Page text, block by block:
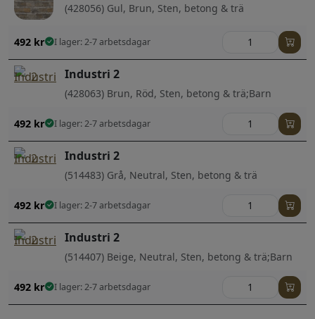
(428056) Gul, Brun, Sten, betong & trä
492 kr I lager: 2-7 arbetsdagar
Industri 2
(428063) Brun, Röd, Sten, betong & trä;Barn
492 kr I lager: 2-7 arbetsdagar
Industri 2
(514483) Grå, Neutral, Sten, betong & trä
492 kr I lager: 2-7 arbetsdagar
Industri 2
(514407) Beige, Neutral, Sten, betong & trä;Barn
492 kr I lager: 2-7 arbetsdagar